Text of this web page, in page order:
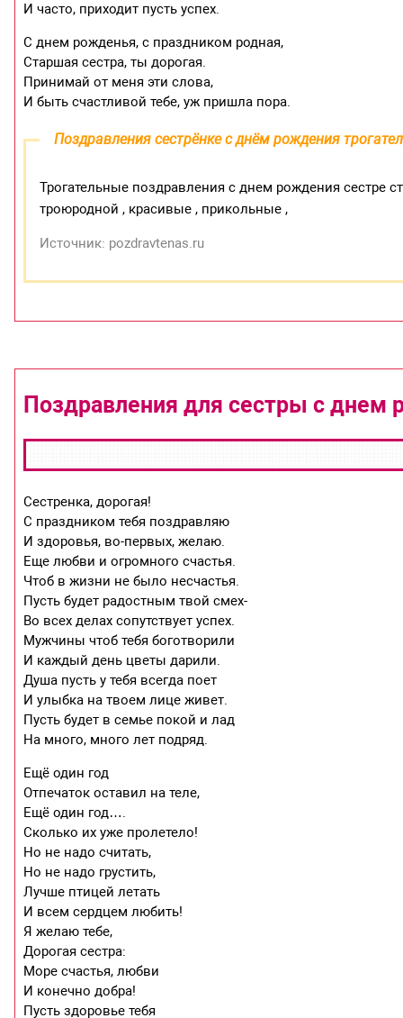
И часто, приходит пусть успех.
С днем рожденья, с праздником родная,
Старшая сестра, ты дорогая.
Принимай от меня эти слова,
И быть счастливой тебе, уж пришла пора.
Поздравления сестрёнке с днём рождения
Трогательные поздравления с днем рождения сестре
троюродной , красивые , прикольные ,
Источник: pozdravtenas.ru
Поздравления для сестры с днем
Сестренка, дорогая!
С праздником тебя поздравляю
И здоровья, во-первых, желаю.
Еще любви и огромного счастья.
Чтоб в жизни не было несчастья.
Пусть будет радостным твой смех-
Во всех делах сопутствует успех.
Мужчины чтоб тебя боготворили
И каждый день цветы дарили.
Душа пусть у тебя всегда поет
И улыбка на твоем лице живет.
Пусть будет в семье покой и лад
На много, много лет подряд.
Ещё один год
Отпечаток оставил на теле,
Ещё один год….
Сколько их уже пролетело!
Но не надо считать,
Но не надо грустить,
Лучше птицей летать
И всем сердцем любить!
Я желаю тебе,
Дорогая сестра:
Море счастья, любви
И конечно добра!
Пусть здоровье тебя